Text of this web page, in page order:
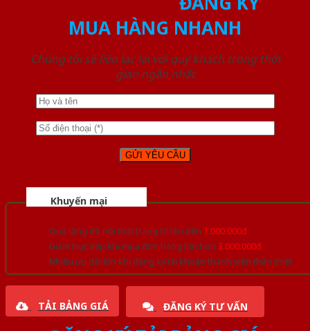
MUA HÀNG NHANH
Chúng tôi sẽ liên lạc lại với quý khách trong thời
gian ngắn nhất
Khuyến mại
Quà tặng đồ nội thất trang trí lên đến 1.000.000đ
Giảm trực tiếp khi mua đơn hàng lớn hơn 3.000.000đ
Nhiều ưu đãi lớn khi đăng ký tài khoản thành viên thân thiết
TẢI BẢNG GIÁ ĐĂNG KÝ TƯ VẤN